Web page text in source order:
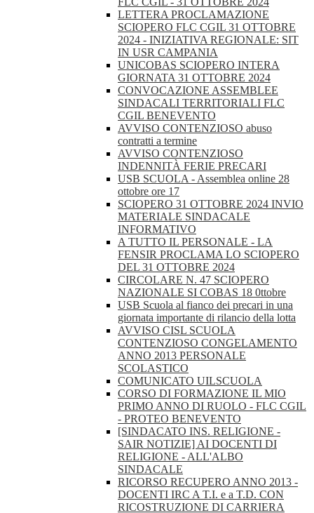
LETTERA PROCLAMAZIONE
SCIOPERO FLC CGIL 31 OTTOBRE
2024 - INIZIATIVA REGIONALE: SIT
IN USR CAMPANIA
UNICOBAS SCIOPERO INTERA
GIORNATA 31 OTTOBRE 2024
CONVOCAZIONE ASSEMBLEE
SINDACALI TERRITORIALI FLC
CGIL BENEVENTO
AVVISO CONTENZIOSO abuso
contratti a termine
AVVISO CONTENZIOSO
INDENNITÀ FERIE PRECARI
USB SCUOLA - Assemblea online 28
ottobre ore 17
SCIOPERO 31 OTTOBRE 2024 INVIO
MATERIALE SINDACALE
INFORMATIVO
A TUTTO IL PERSONALE - LA
FENSIR PROCLAMA LO SCIOPERO
DEL 31 OTTOBRE 2024
CIRCOLARE N. 47 SCIOPERO
NAZIONALE SI COBAS 18 0ttobre
USB Scuola al fianco dei precari in una
giornata importante di rilancio della lotta
AVVISO CISL SCUOLA
CONTENZIOSO CONGELAMENTO
ANNO 2013 PERSONALE
SCOLASTICO
COMUNICATO UILSCUOLA
CORSO DI FORMAZIONE IL MIO
PRIMO ANNO DI RUOLO - FLC CGIL
- PROTEO BENEVENTO
[SINDACATO INS. RELIGIONE -
SAIR NOTIZIE] AI DOCENTI DI
RELIGIONE - ALL'ALBO
SINDACALE
RICORSO RECUPERO ANNO 2013 -
DOCENTI IRC A T.I. e a T.D. CON
RICOSTRUZIONE DI CARRIERA